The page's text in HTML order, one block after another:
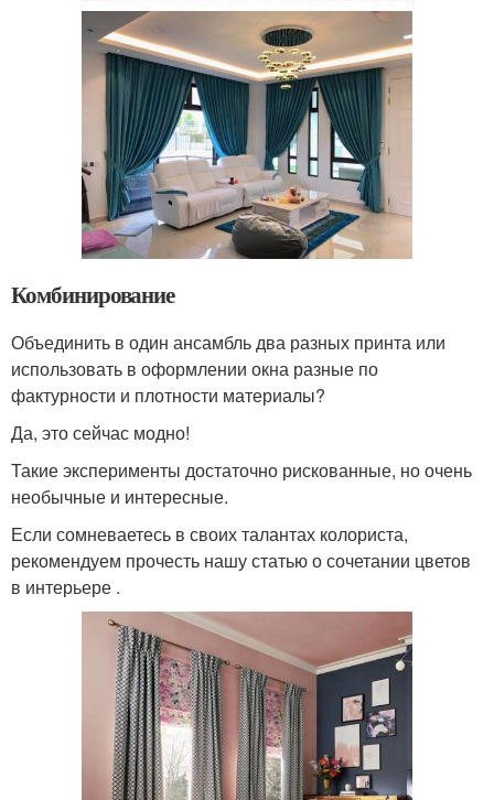
Комбинирование
Объединить в один ансамбль два разных принта или
использовать в оформлении окна разные по
фактурности и плотности материалы?
Да, это сейчас модно!
Такие эксперименты достаточно рискованные, но очень
необычные и интересные.
Если сомневаетесь в своих талантах колориста,
рекомендуем прочесть нашу статью о сочетании цветов
в интерьере .